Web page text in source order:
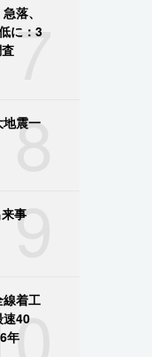
7
落、
に：3
8
地震一
9
事
線着工
40
年